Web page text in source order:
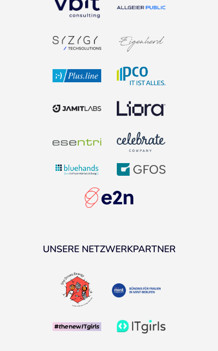
UNSERE NETZWERKPARTNER